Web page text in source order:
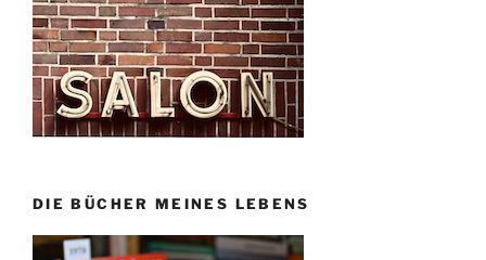
DIE BÜCHER MEINES LEBENS